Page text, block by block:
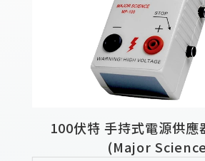
100伏特 手持式電源供
(Major